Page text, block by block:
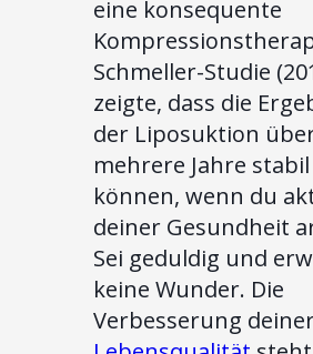
eine konsequente
Schmeller-Studie
zeigte, dass die
der Liposuktion
mehrere Jahre
können, wenn du
deiner Gesundheit
Sei geduldig und
keine Wunder. Die
Verbesserung